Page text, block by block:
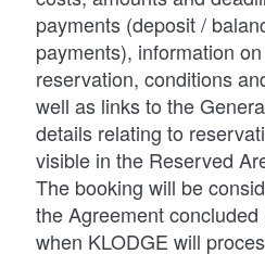
payments (deposit /
payments), information
reservation, conditions
well as links to the
details relating to
visible in the Reserved
The booking will be
the Agreement
when KLODGE will